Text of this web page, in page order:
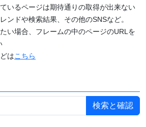
いるページは期待通りの取得が出来ない
ンドや検索結果、その他のSNSなど。
い場合、フレームの中のページのURLを
はこちら